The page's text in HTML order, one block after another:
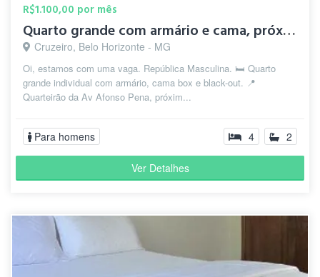
Mangabeiras. É um bairro tradicional,
com ruas arborizadas, comércio local
variado e fácil acesso a serviços. Além
disso, a região tem um clima
acolhedor, sendo ótima para quem
busca qualidade de vida em uma área
Doorms
há 1 ano
há 1 ano
" Um dos melhores bairros de Belo
R$1.100,00 por mês
Quarto grande com armário e cama, próximo à Av Afonso Pena
Cruzeiro, Belo Horizonte - MG
Oi, estamos com uma vaga. República Masculina. 🛏️ Quarto
grande individual com armário, cama box e black-out. 📍
Quarteirão da Av Afonso Pena, próxim...
Para homens 4 2
Ver Detalhes